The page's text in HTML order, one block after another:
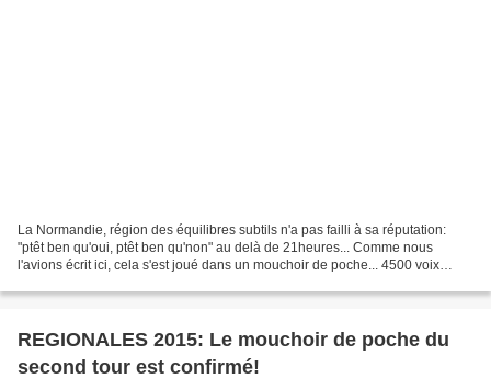
La Normandie, région des équilibres subtils n'a pas failli à sa réputation:
"ptêt ben qu'oui, ptêt ben qu'non" au delà de 21heures... Comme nous
l'avions écrit ici, cela s'est joué dans un mouchoir de poche... 4500 voix
REGIONALES 2015: Le mouchoir de poche du
second tour est confirmé!